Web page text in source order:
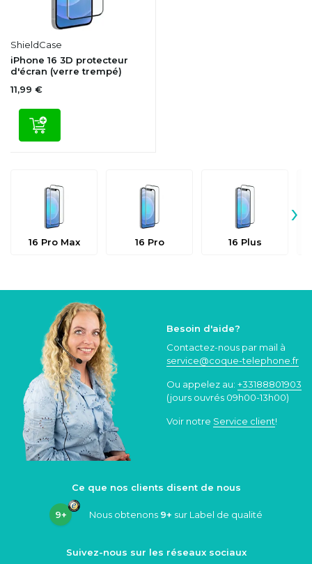
ShieldCase
iPhone 16 3D protecteur
d'écran (verre trempé)
11,99 €
16 Pro Max 16 Pro 16 Plus
›
Besoin d'aide?
Contactez-nous par mail à
service@coque-telephone.fr
Ou appelez au: +33188801903
(jours ouvrés 09h00-13h00)
Voir notre Service client!
Ce que nos clients disent de nous
9+ Nous obtenons 9+ sur Label de qualité
Suivez-nous sur les réseaux sociaux